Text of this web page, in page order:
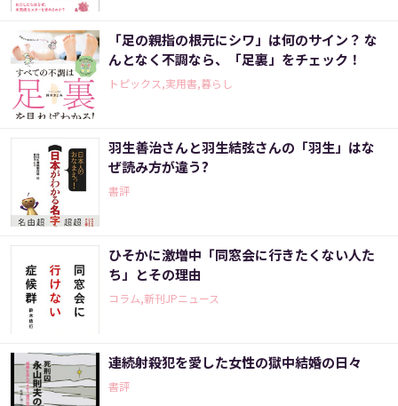
「足の親指の根元にシワ」は何のサイン？ な
んとなく不調なら、「足裏」をチェック！
トピックス,実用書,暮らし
羽生善治さんと羽生結弦さんの「羽生」はな
ぜ読み方が違う?
書評
ひそかに激増中「同窓会に行きたくない人た
ち」とその理由
コラム,新刊JPニュース
連続射殺犯を愛した女性の獄中結婚の日々
書評